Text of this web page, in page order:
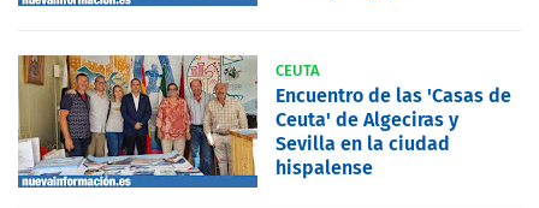
CEUTA
Encuentro de las 'Casas de
Ceuta' de Algeciras y
Sevilla en la ciudad
hispalense